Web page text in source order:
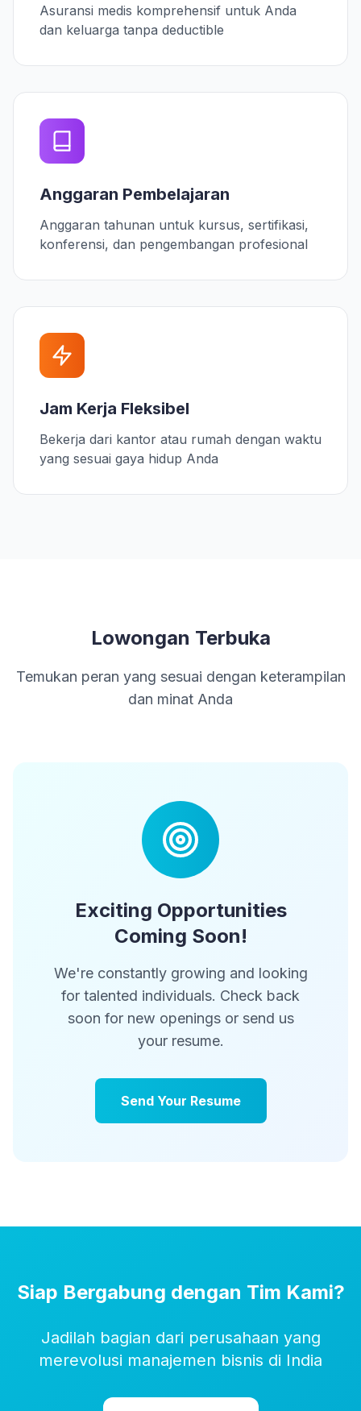
Asuransi medis komprehensif untuk Anda
dan keluarga tanpa deductible
Anggaran Pembelajaran
Anggaran tahunan untuk kursus, sertifikasi,
konferensi, dan pengembangan profesional
Jam Kerja Fleksibel
Bekerja dari kantor atau rumah dengan waktu
yang sesuai gaya hidup Anda
Lowongan Terbuka
Temukan peran yang sesuai dengan keterampilan
dan minat Anda
Exciting Opportunities
Coming Soon!
We're constantly growing and looking
for talented individuals. Check back
soon for new openings or send us
your resume.
Send Your Resume
Siap Bergabung dengan Tim Kami?
Jadilah bagian dari perusahaan yang
merevolusi manajemen bisnis di India